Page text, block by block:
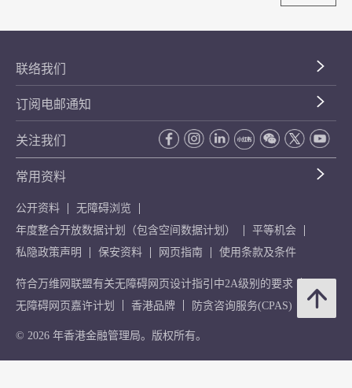
联络我们
订阅电邮通知
关注我们
常用资料
公开资料
无障碍浏览
年度整合开放数据计划（包含空间数据计划）
平等机会
私隐政策声明
保安资料 网页指南 使用条款及条件
符合万维网联盟有关无障碍网页设计指引中2A级别的要求
无障碍网页嘉许计划
香港品牌 防贪咨询服务(CPAS)
© 2026 年香港金融管理局。版权所有。